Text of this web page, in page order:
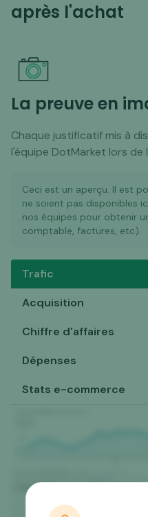
après l'achat
La preuve en
Chaque justificatif mis à
l'équipe DotMarket lors de
Ceci est un aperçu. Il est
ne soient pas disponibles
nos équipes pour obtenir
comptable, factures, etc).
Trafic
Acquisition
Chiffre d'affaires
Dépenses
Stats e-commerce